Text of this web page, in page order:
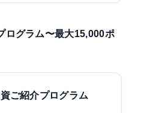
ログラム〜最大15,000ポ
ご紹介プログラム